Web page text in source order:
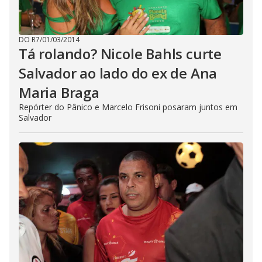
DO R7/01/03/2014
Tá rolando? Nicole Bahls curte
Salvador ao lado do ex de Ana
Maria Braga
Repórter do Pânico e Marcelo Frisoni posaram juntos em
Salvador